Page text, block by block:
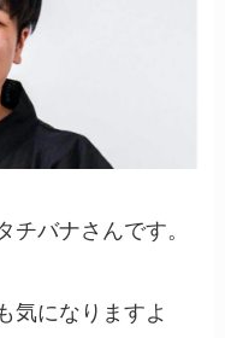
チバナさんです。
気になりますよ